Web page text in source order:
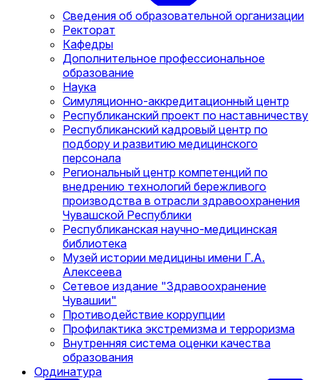
Сведения об образовательной организации
Ректорат
Кафедры
Дополнительное профессиональное
образование
Наука
Симуляционно-аккредитационный центр
Республиканский проект по наставничеству
Республиканский кадровый центр по
подбору и развитию медицинского
персонала
Региональный центр компетенций по
внедрению технологий бережливого
производства в отрасли здравоохранения
Чувашской Республики
Республиканская научно-медицинская
библиотека
Музей истории медицины имени Г.А.
Алексеева
Сетевое издание "Здравоохранение
Чувашии"
Противодействие коррупции
Профилактика экстремизма и терроризма
Внутренняя система оценки качества
образования
Ординатура